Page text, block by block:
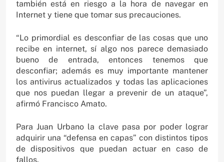
también está en riesgo a la hora de navegar en
Internet y tiene que tomar sus precauciones.
“Lo primordial es desconfiar de las cosas que uno
recibe en internet, sí algo nos parece demasiado
bueno de entrada, entonces tenemos que
desconfiar; además es muy importante mantener
los antivirus actualizados y todas las aplicaciones
que nos puedan llegar a prevenir de un ataque”,
afirmó Francisco Amato.
Para Juan Urbano la clave pasa por poder lograr
adquirir una “defensa en capas” con distintos tipos
de dispositivos que puedan actuar en caso de
fallos.